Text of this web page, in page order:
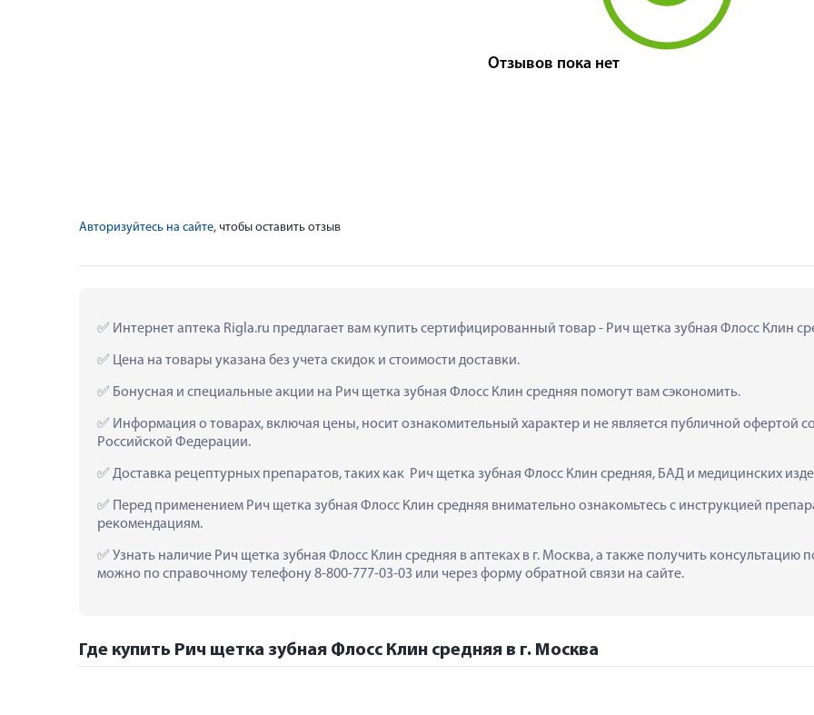
Отзывов пока нет
Авторизуйтесь на сайте, чтобы оставить отзыв
Интернет аптека Rigla.ru предлагает вам купить сертифицированный товар - Рич щетка зубная Флосс Клин
Цена на товары указана без учета скидок и стоимости доставки.
Бонусная и специальные акции на Рич щетка зубная Флосс Клин средняя помогут вам сэкономить.
Информация о товарах, включая цены, носит ознакомительный характер и не является публичной офертой
Российской Федерации.
Доставка рецептурных препаратов, таких как  Рич щетка зубная Флосс Клин средняя, БАД и медицинских
Перед применением Рич щетка зубная Флосс Клин средняя внимательно ознакомьтесь с инструкцией
рекомендациям.
Узнать наличие Рич щетка зубная Флосс Клин средняя в аптеках в г. Москва, а также получить
можно по справочному телефону 8-800-777-03-03 или через форму обратной связи на сайте.
Где купить Рич щетка зубная Флосс Клин средняя в г. Москва